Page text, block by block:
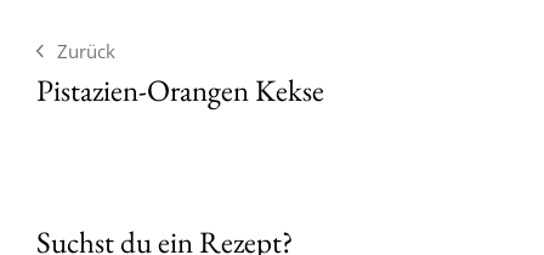
Zurück
Pistazien-Orangen Kekse
Suchst du ein Rezept?